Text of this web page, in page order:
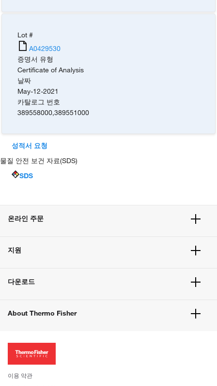
Lot #
A0429530
증명서 유형
Certificate of Analysis
날짜
May-12-2021
카탈로그 번호
389558000,389551000
성적서 요청
물질 안전 보건 자료(SDS)
SDS
온라인 주문
주문 방법
벌크 주문
지원
고객 센터
웹사이트 개선사항
다운로드
About Thermo Fisher
투자자
사회적 책임
이용 약관